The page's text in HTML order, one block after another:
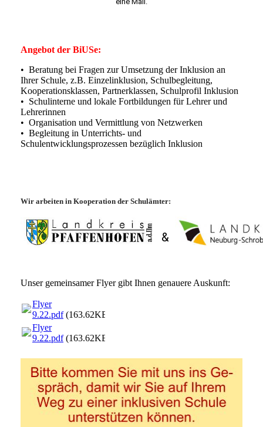
Angebot der BiUSe:
• Beratung bei Fragen zur Umsetzung der Inklusion an
Ihrer Schule, z.B. Einzelinklusion, Schulbegleitung,
Kooperationsklassen, Partnerklassen, Schulprofil Inklusion
• Schulinterne und lokale Fortbildungen für Lehrer und
Lehrerinnen
• Organisation und Vermittlung von Netzwerken
• Begleitung in Unterrichts- und
Schulentwicklungsprozessen bezüglich Inklusion
Wir arbeiten in Kooperation der Schulämter:
&
Unser gemeinsamer Flyer gibt Ihnen genauere Auskunft:
Flyer
9.22.pdf(163.62KB)
Flyer
9.22.pdf(163.62KB)